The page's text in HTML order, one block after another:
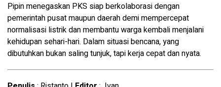
Pipin menegaskan PKS siap berkolaborasi dengan
pemerintah pusat maupun daerah demi mempercepat
normalisasi listrik dan membantu warga kembali menjalani
kehidupan sehari-hari. Dalam situasi bencana, yang
dibutuhkan bukan saling tunjuk, tapi kerja cepat dan nyata.